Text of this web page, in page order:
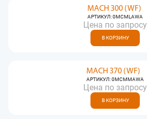
MACH 300 (WF)
АРТИКУЛ: 0MCMLAWA
Цена по запросу
В КОРЗИНУ
MACH 370 (WF)
АРТИКУЛ: 0MCMMAWA
Цена по запросу
В КОРЗИНУ